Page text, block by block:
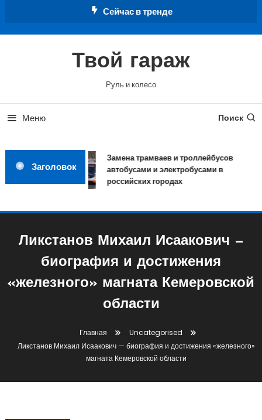
Сейчас в тренде
Твой гараж
Руль и колесо
Меню Поиск
Заголовок
Замена трамваев и троллейбусов
автобусами и электробусами в
российских городах
Ликстанов Михаил Исаакович —
биография и достижения
«железного» магната Кемеровской
области
Главная
Uncategorised
Ликстанов Михаил Исаакович — биография и достижения «железного»
магната Кемеровской области